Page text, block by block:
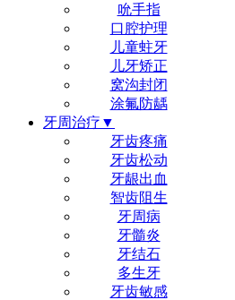
吮手指
口腔护理
儿童蛀牙
儿牙矫正
窝沟封闭
涂氟防龋
牙周治疗▼
牙齿疼痛
牙齿松动
牙龈出血
智齿阻生
牙周病
牙髓炎
牙结石
多生牙
牙齿敏感